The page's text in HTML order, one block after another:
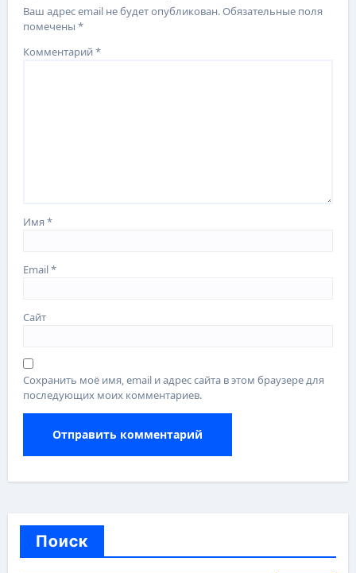
Ваш адрес email не будет опубликован.Обязательные поля
помечены*
Комментарий*
Имя*
Email*
Сайт
Сохранить моё имя, email и адрес сайта в этом браузере для
последующих моих комментариев.
Поиск